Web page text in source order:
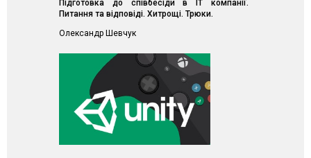
Підготовка до співбесіди в ІТ компанії.
Питання та відповіді. Хитрощі. Трюки.
Олександр Шевчук